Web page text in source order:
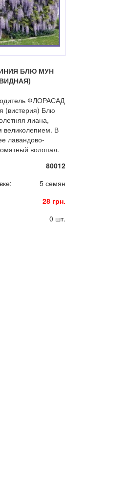
БЛЮ МУН
ФЛОРАСАД
(вистерия) Блю
лиана,
В
лавандово-
водопад,
80012
5 семян
28 грн.
0 шт.